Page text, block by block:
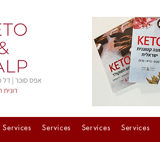
Services
Services
Services
Services